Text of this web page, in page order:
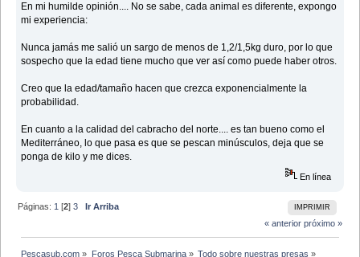
En mi humilde opinión.... No se sabe, cada animal es diferente, expongo
mi experiencia:
Nunca jamás me salió un sargo de menos de 1,2/1,5kg duro, por lo que
sospecho que la edad tiene mucho que ver así como puede haber otros.
Creo que la edad/tamaño hacen que crezca exponencialmente la
probabilidad.
En cuanto a la calidad del cabracho del norte.... es tan bueno como el
Mediterráneo, lo que pasa es que se pescan minúsculos, deja que se
ponga de kilo y me dices.
En línea
IMPRIMIR
Páginas: 1 [2]3
Ir Arriba
« anterior próximo »
Pescasub.com » Foros Pesca Submarina» Todo sobre nuestras presas »